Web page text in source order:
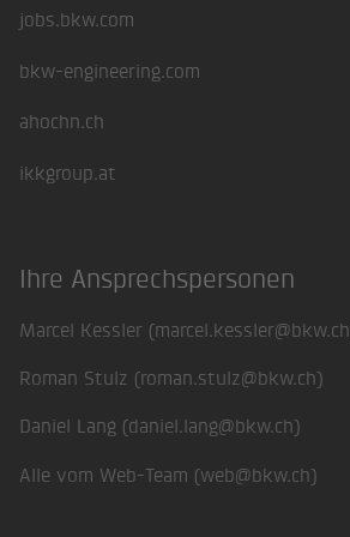
jobs.bkw.com
bkw-engineering.com
ahochn.ch
ikkgroup.at
Ihre Ansprechspersonen
Marcel Kessler (marcel.kessler@bkw.ch
Roman Stulz (roman.stulz@bkw.ch)
Daniel Lang (daniel.lang@bkw.ch)
Alle vom Web-Team (web@bkw.ch)